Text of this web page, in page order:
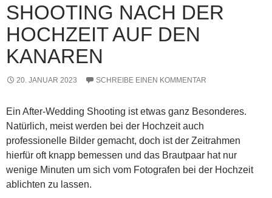
SHOOTING NACH DER
HOCHZEIT AUF DEN
KANAREN
20. JANUAR 2023 SCHREIBE EINEN KOMMENTAR
Ein After-Wedding Shooting ist etwas ganz Besonderes.
Natürlich, meist werden bei der Hochzeit auch
professionelle Bilder gemacht, doch ist der Zeitrahmen
hierfür oft knapp bemessen und das Brautpaar hat nur
wenige Minuten um sich vom Fotografen bei der Hochzeit
ablichten zu lassen.